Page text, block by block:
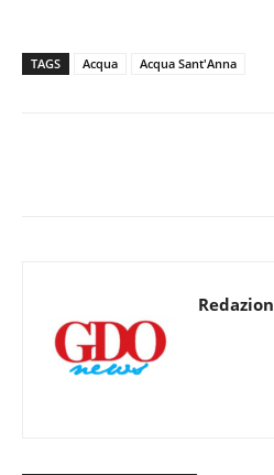
TAGS Acqua Acqua Sant'Anna